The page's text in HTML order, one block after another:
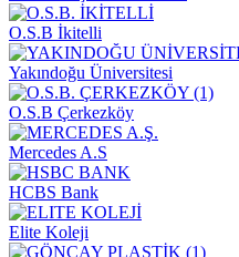
O.S.B İkitelli
Yakındoğu Üniversitesi
O.S.B Çerkezköy
Mercedes A.S
HCBS Bank
Elite Koleji